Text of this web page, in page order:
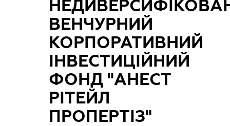
ВЕНЧУРНИЙ
КОРПОРАТИВНИЙ
ІНВЕСТИЦІЙНИЙ
ФОНД "АНЕСТ
РІТЕЙЛ
ПРОПЕРТІЗ"